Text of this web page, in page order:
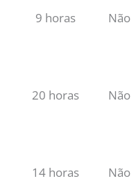
9 horas Não
20 horas Não
14 horas Não